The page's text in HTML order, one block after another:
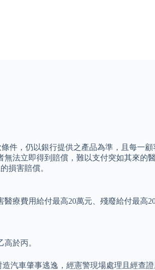
件，仍以銀行提供之產品為準，且每一
法立即得到賠償，難以支付突如其來的
損害賠償。
療費用給付最高20萬元、殘廢給付最高
於丙。
汽車肇事逃逸，經憲警現場處理且經查